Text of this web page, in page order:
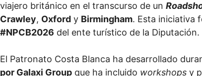
viajero británico en el transcurso de un
Crawley, Oxford y Birmingham. Esta iniciativa
#NPCB2026 del ente turístico de la Diputación.
El Patronato Costa Blanca ha desarrollado
por Galaxi Group que ha incluido workshops y